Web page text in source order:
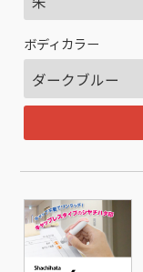
ボディカラー